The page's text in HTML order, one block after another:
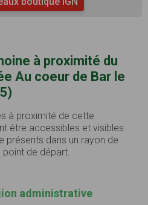
à proximité du
Au coeur de Bar le
à proximité de cette
être accessibles et visibles
présents dans un rayon de
de départ.
administrative